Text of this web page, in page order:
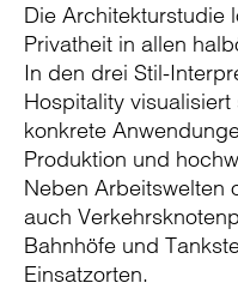
Die Architekturstudie
Privatheit in allen
In den drei Stil-
Hospitality
konkrete
Produktion und
Neben Arbeitswelten
auch
Bahnhöfe und
Einsatzorten.